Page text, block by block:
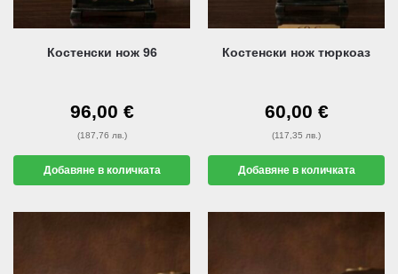
Костенски нож 96
96,00 €
(187,76 лв.)
Добавяне в количката
Костенски нож тюркоаз
60,00 €
(117,35 лв.)
Добавяне в количката